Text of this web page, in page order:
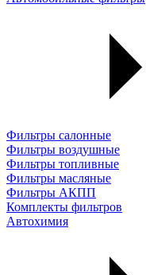
Фильтры салонные
Фильтры воздушные
Фильтры топливные
Фильтры масляные
Фильтры АКПП
Комплекты фильтров
Автохимия